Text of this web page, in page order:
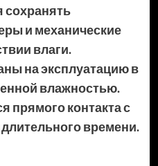
сохранять
и механические
влаги.
на эксплуатацию в
влажностью.
прямого контакта с
времени.